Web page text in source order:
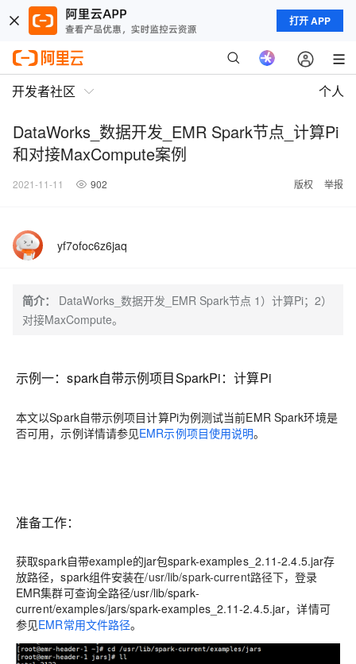
打开 APP
开发者社区 个人
DataWorks_数据开发_EMR Spark节点_计算Pi
和对接MaxCompute案例
2021-11-11 902 版权 举报
yf7ofoc6z6jaq
简介：
DataWorks_数据开发_EMR Spark节点 1）计算Pi；2）
对接MaxCompute。
示例一：spark自带示例项目SparkPi：计算Pi
本文以Spark自带示例项目计算Pi为例测试当前EMR Spark环境是
否可用，示例详情请参见EMR示例项目使用说明。
准备工作：
获取spark自带example的jar包spark-examples_2.11-2.4.5.jar存
放路径，spark组件安装在/usr/lib/spark-current路径下，登录
EMR集群可查询全路径/usr/lib/spark-
current/examples/jars/spark-examples_2.11-2.4.5.jar，详情可
参见EMR常用文件路径。